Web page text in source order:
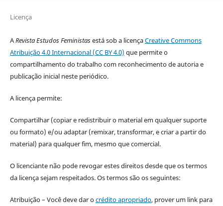
Licença
ARevista Estudos Feministasestá sob a licençaCreative Commons
Atribuição 4.0 Internacional (CC BY 4.0) que permite o
compartilhamento do trabalho com reconhecimento de autoria e
publicação inicial neste periódico.
A licença permite:
Compartilhar (copiar e redistribuir o material em qualquer suporte
ou formato) e/ou adaptar (remixar, transformar, e criar a partir do
material) para qualquer fim, mesmo que comercial.
O licenciante não pode revogar estes direitos desde que os termos
da licença sejam respeitados. Os termos são os seguintes:
Atribuição – Você deve dar ocrédito apropriado, prover um link para